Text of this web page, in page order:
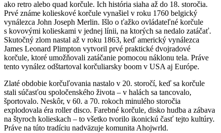
ako retro alebo quad korčule. Ich história siaha až do 18. storočia.
Prvé známe kolieskové korčule vynašiel v roku 1760 belgický
vynálezca John Joseph Merlin. Išlo o ťažko ovládateľné korčule
s kovovými kolieskami v jednej línii, na ktorých sa nedalo zatáčať.
Skutočný zlom nastal až v roku 1863, keď americký vynálezca
James Leonard Plimpton vytvoril prvé praktické dvojradové
korčule, ktoré umožňovali zatáčanie pomocou náklonu tela. Práve
tento vynález odštartoval korčuliarsky boom v USA aj Európe.
Zlaté obdobie korčuľovania nastalo v 20. storočí, keď sa korčule
stali súčasťou spoločenského života – v halách sa tancovalo,
športovalo. Neskôr, v 60. a 70. rokoch minulého storočia
explodovala éra roller disco. Farebné korčule, disko hudba a zábava
na štyroch kolieskach – to všetko tvorilo ikonickú časť tejto kultúry.
Práve na túto tradíciu nadväzuje komunita Ahojwrld.